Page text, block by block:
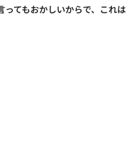
てもおかしいからで、これは